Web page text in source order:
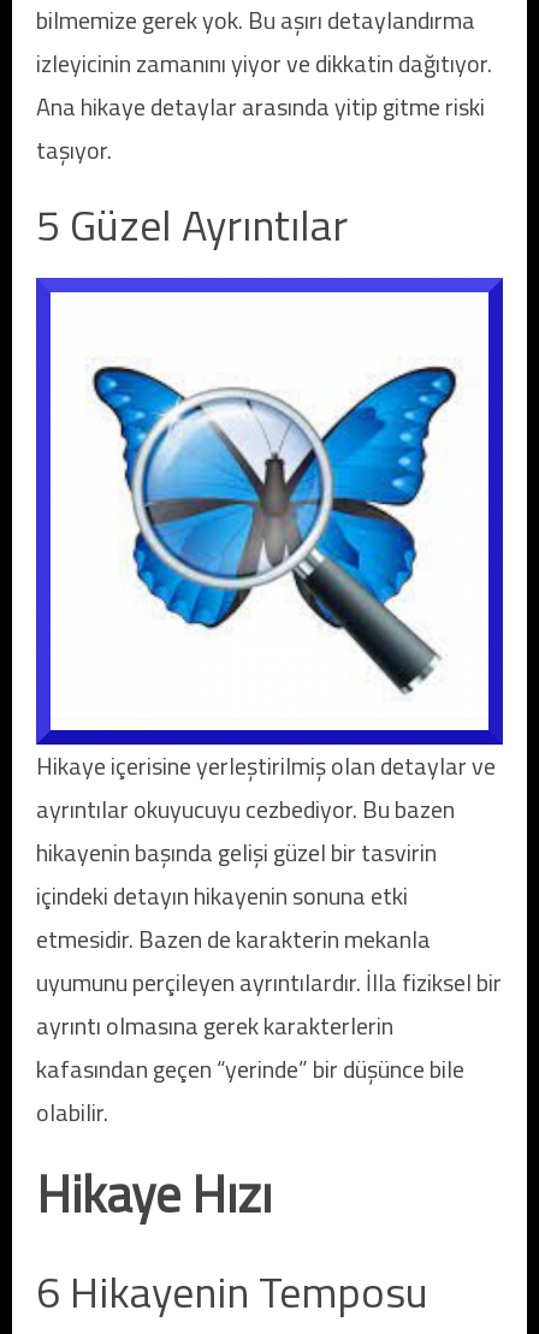
bilmemize gerek yok. Bu aşırı detaylandırma
izleyicinin zamanını yiyor ve dikkatin dağıtıyor.
Ana hikaye detaylar arasında yitip gitme riski
taşıyor.
5 Güzel Ayrıntılar
Hikaye içerisine yerleştirilmiş olan detaylar ve
ayrıntılar okuyucuyu cezbediyor. Bu bazen
hikayenin başında gelişi güzel bir tasvirin
içindeki detayın hikayenin sonuna etki
etmesidir. Bazen de karakterin mekanla
uyumunu perçileyen ayrıntılardır. İlla fiziksel bir
ayrıntı olmasına gerek karakterlerin
kafasından geçen “yerinde” bir düşünce bile
olabilir.
Hikaye Hızı
6 Hikayenin Temposu